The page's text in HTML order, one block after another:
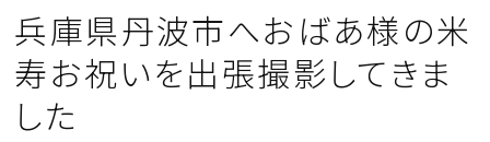
兵庫県丹波市へおばあ様の米
寿お祝いを出張撮影してきま
した